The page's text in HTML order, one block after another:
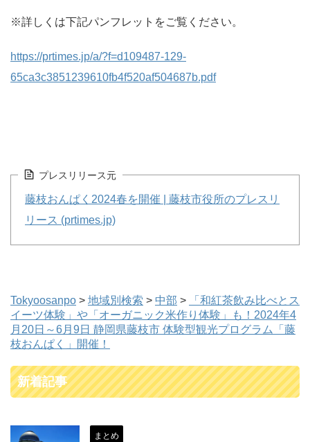
※詳しくは下記パンフレットをご覧ください。
https://prtimes.jp/a/?f=d109487-129-
65ca3c3851239610fb4f520af504687b.pdf
プレスリリース元
藤枝おんぱく2024春を開催 | 藤枝市役所のプレスリ
リース (prtimes.jp)
Tokyoosanpo > 地域別検索 > 中部 >
「和紅茶飲み比べとス
イーツ体験」や「オーガニック米作り体験」も！2024年4
月20日～6月9日 静岡県藤枝市 体験型観光プログラム「藤
枝おんぱく」開催！
新着記事
まとめ